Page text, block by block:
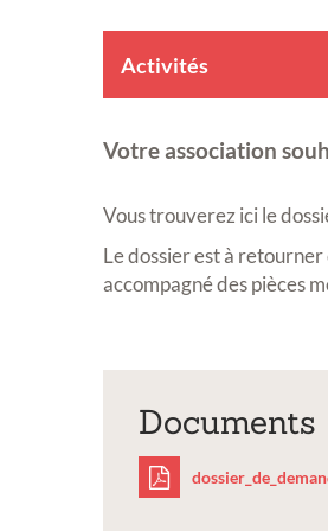
Activités
Votre association
Vous trouverez ici le
Le dossier est à
accompagné des pièces